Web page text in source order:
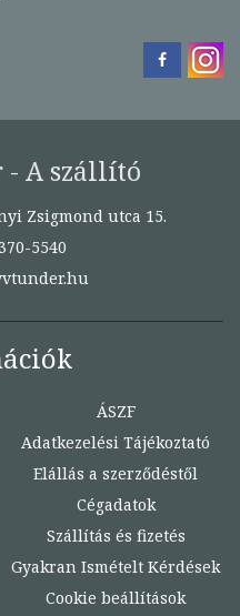
A szállító
Zsigmond utca 15.
5540
ÁSZF
Adatkezelési Tájékoztató
Elállás a szerződéstől
Cégadatok
Szállítás és fizetés
Gyakran Ismételt Kérdések
Cookie beállítások